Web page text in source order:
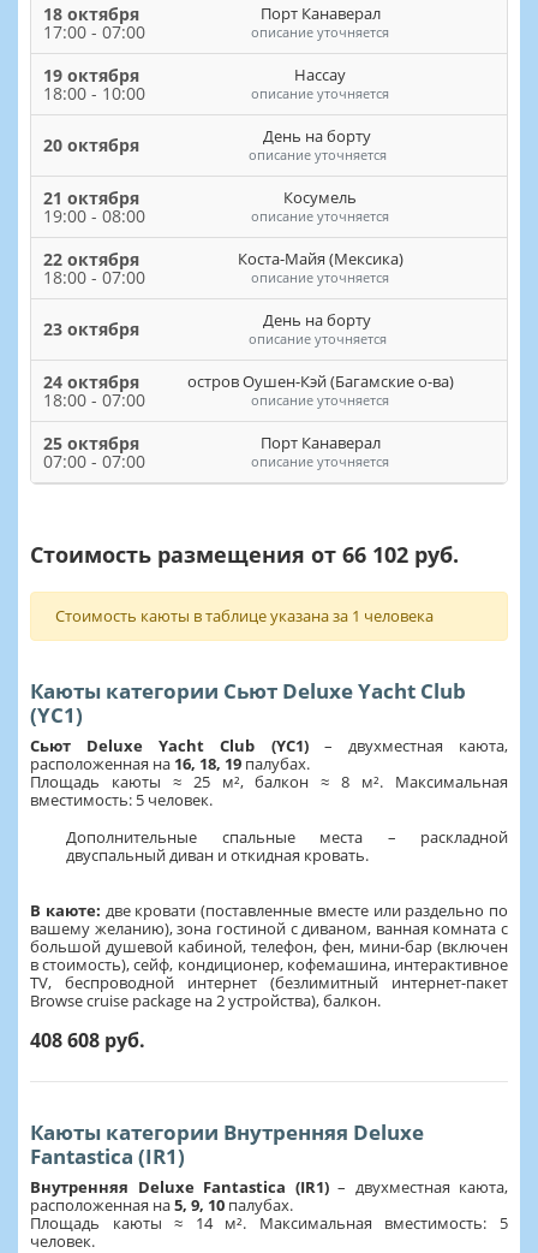
18 октября
17:00 - 07:00
Порт Канаверал
описание уточняется
19 октября
18:00 - 10:00
Нассау
описание уточняется
20 октября День на борту
описание уточняется
21 октября
19:00 - 08:00
Косумель
описание уточняется
22 октября
18:00 - 07:00
Коста-Майя (Мексика)
описание уточняется
23 октября День на борту
описание уточняется
24 октября
18:00 - 07:00
остров Оушен-Кэй (Багамские о-ва)
описание уточняется
25 октября
07:00 - 07:00
Порт Канаверал
описание уточняется
Стоимость размещения от 66 102 руб.
Стоимость каюты в таблице указана за 1 человека
Каюты категории Сьют Deluxe Yacht Club
(YC1)
Сьют Deluxe Yacht Club (YC1) – двухместная каюта,
расположенная на 16, 18, 19 палубах.
Площадь каюты ≈ 25 м², балкон ≈ 8 м². Максимальная
вместимость: 5 человек.
Дополнительные спальные места – раскладной
двуспальный диван и откидная кровать.
В каюте: две кровати (поставленные вместе или раздельно по
вашему желанию), зона гостиной с диваном, ванная комната с
большой душевой кабиной, телефон, фен, мини-бар (включен
в стоимость), сейф, кондиционер, кофемашина, интерактивное
TV, беспроводной интернет (безлимитный интернет-пакет
Browse cruise package на 2 устройства), балкон.
408 608 руб.
Каюты категории Внутренняя Deluxe
Fantastica (IR1)
Внутренняя Deluxe Fantastica (IR1) – двухместная каюта,
расположенная на5, 9, 10 палубах.
Площадь каюты ≈ 14 м². Максимальная вместимость: 5
человек.